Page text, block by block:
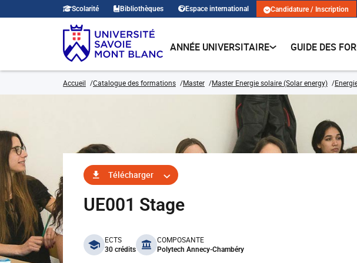
Scolarité Bibliothèques Espace international Candidature / Inscription
ANNÉE UNIVERSITAIRE GUIDE DES
Accueil Catalogue des formations Master Master Energie solaire (Solar energy)
Télécharger
UE001 Stage
benefits
ECTS
30 crédits
COMPOSANTE
Polytech Annecy-Chambéry